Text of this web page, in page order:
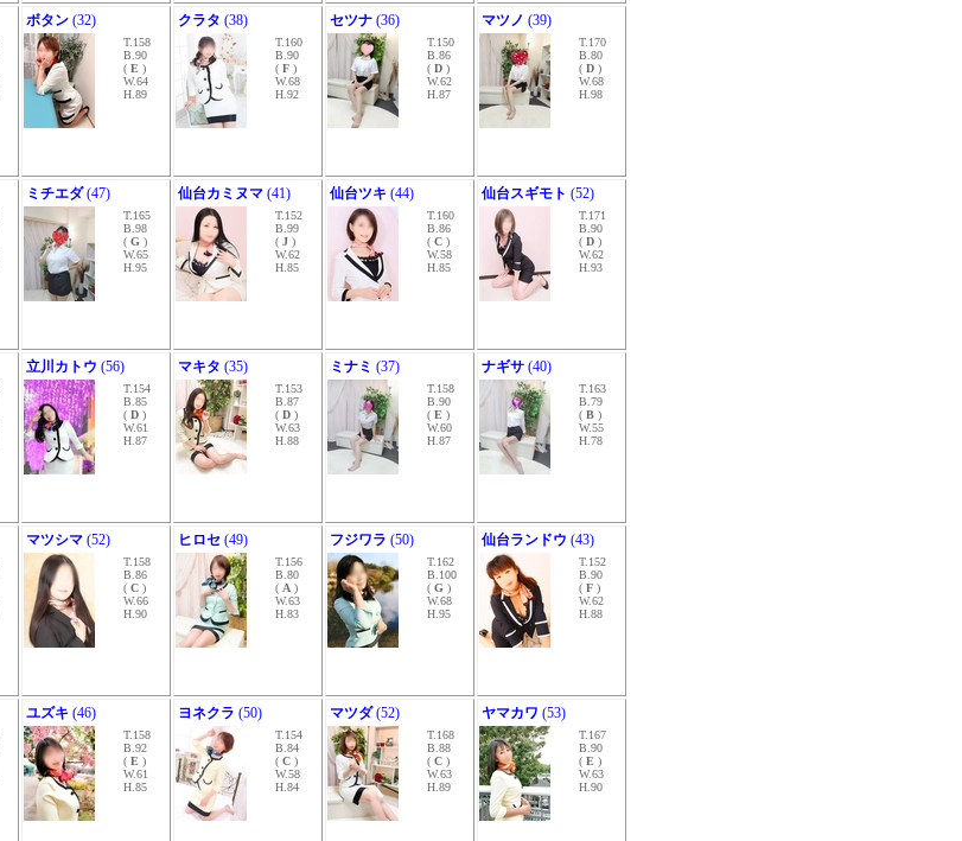
ボタン (32)
T.158
B.90
( E )
W.64
H.89
クラタ (38)
T.160
B.90
( F )
W.68
H.92
セツナ (36)
T.150
B.86
( D )
W.62
H.87
マツノ (39)
T.170
B.80
( D )
W.68
H.98
ミチエダ(47)
T.165
B.98
( G )
W.65
H.95
仙台カミヌマ (41)
T.152
B.99
( J )
W.62
H.85
仙台ツキ (44)
T.160
B.86
( C )
W.58
H.85
仙台スギモト (52)
T.171
B.90
( D )
W.62
H.93
立川カトウ (56)
T.154
B.85
( D )
W.61
H.87
マキタ (35)
T.153
B.87
( D )
W.63
H.88
ミナミ (37)
T.158
B.90
( E )
W.60
H.87
ナギサ (40)
T.163
B.79
( B )
W.55
H.78
マツシマ (52)
T.158
B.86
( C )
W.66
H.90
ヒロセ (49)
T.156
B.80
( A )
W.63
H.83
フジワラ (50)
T.162
B.100
( G )
W.68
H.95
仙台ランドウ (43)
T.152
B.90
( F )
W.62
H.88
ユズキ (46)
T.158
B.92
( E )
W.61
H.85
ヨネクラ (50)
T.154
B.84
( C )
W.58
H.84
マツダ(52)
T.168
B.88
( C )
W.63
H.89
ヤマカワ (53)
T.167
B.90
( E )
W.63
H.90